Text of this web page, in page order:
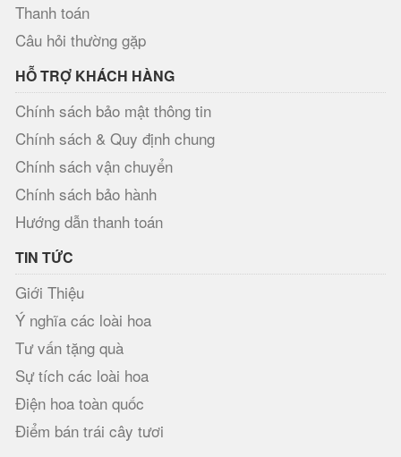
Thanh toán
Câu hỏi thường gặp
HỖ TRỢ KHÁCH HÀNG
Chính sách bảo mật thông tin
Chính sách & Quy định chung
Chính sách vận chuyển
Chính sách bảo hành
Hướng dẫn thanh toán
TIN TỨC
Giới Thiệu
Ý nghĩa các loài hoa
Tư vấn tặng quà
Sự tích các loài hoa
Điện hoa toàn quốc
Điểm bán trái cây tươi